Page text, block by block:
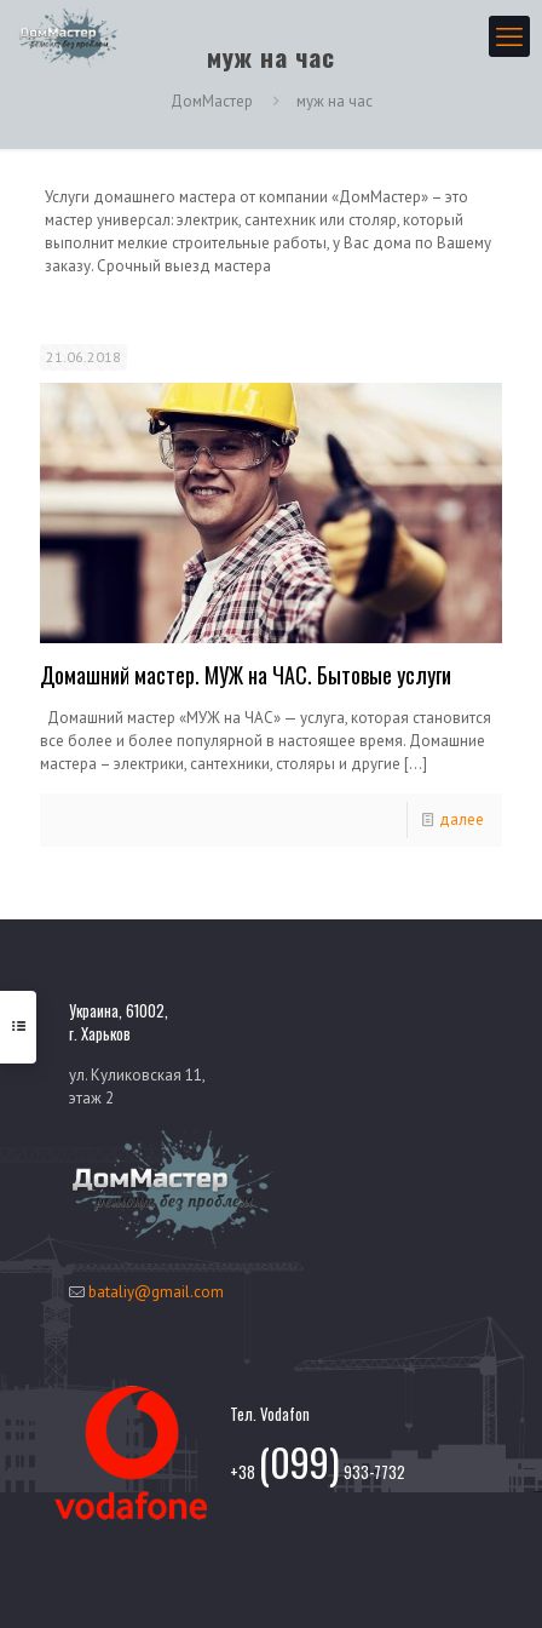
муж на час
ДомМастер муж на час
Услуги домашнего мастера от компании «ДомМастер» – это
мастер универсал: электрик, сантехник или столяр, который
выполнит мелкие строительные работы, у Вас дома по Вашему
заказу. Срочный выезд мастера
21.06.2018
Домашний мастер. МУЖ на ЧАС. Бытовые услуги
Домашний мастер «МУЖ на ЧАС» — услуга, которая становится
все более и более популярной в настоящее время. Домашние
мастера – электрики, сантехники, столяры и другие […]
далее
Украина, 61002,
г. Харьков
ул. Куликовская 11,
этаж 2
bataliy@gmail.com
Тел. Vodafon
+38 (099)933-7732